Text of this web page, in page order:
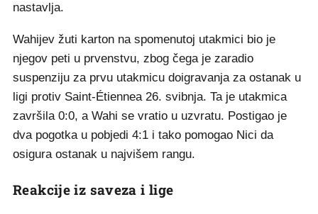
nastavlja.
Wahijev žuti karton na spomenutoj utakmici bio je
njegov peti u prvenstvu, zbog čega je zaradio
suspenziju za prvu utakmicu doigravanja za ostanak u
ligi protiv Saint-Étiennea 26. svibnja. Ta je utakmica
završila 0:0, a Wahi se vratio u uzvratu. Postigao je
dva pogotka u pobjedi 4:1 i tako pomogao Nici da
osigura ostanak u najvišem rangu.
Reakcije iz saveza i lige